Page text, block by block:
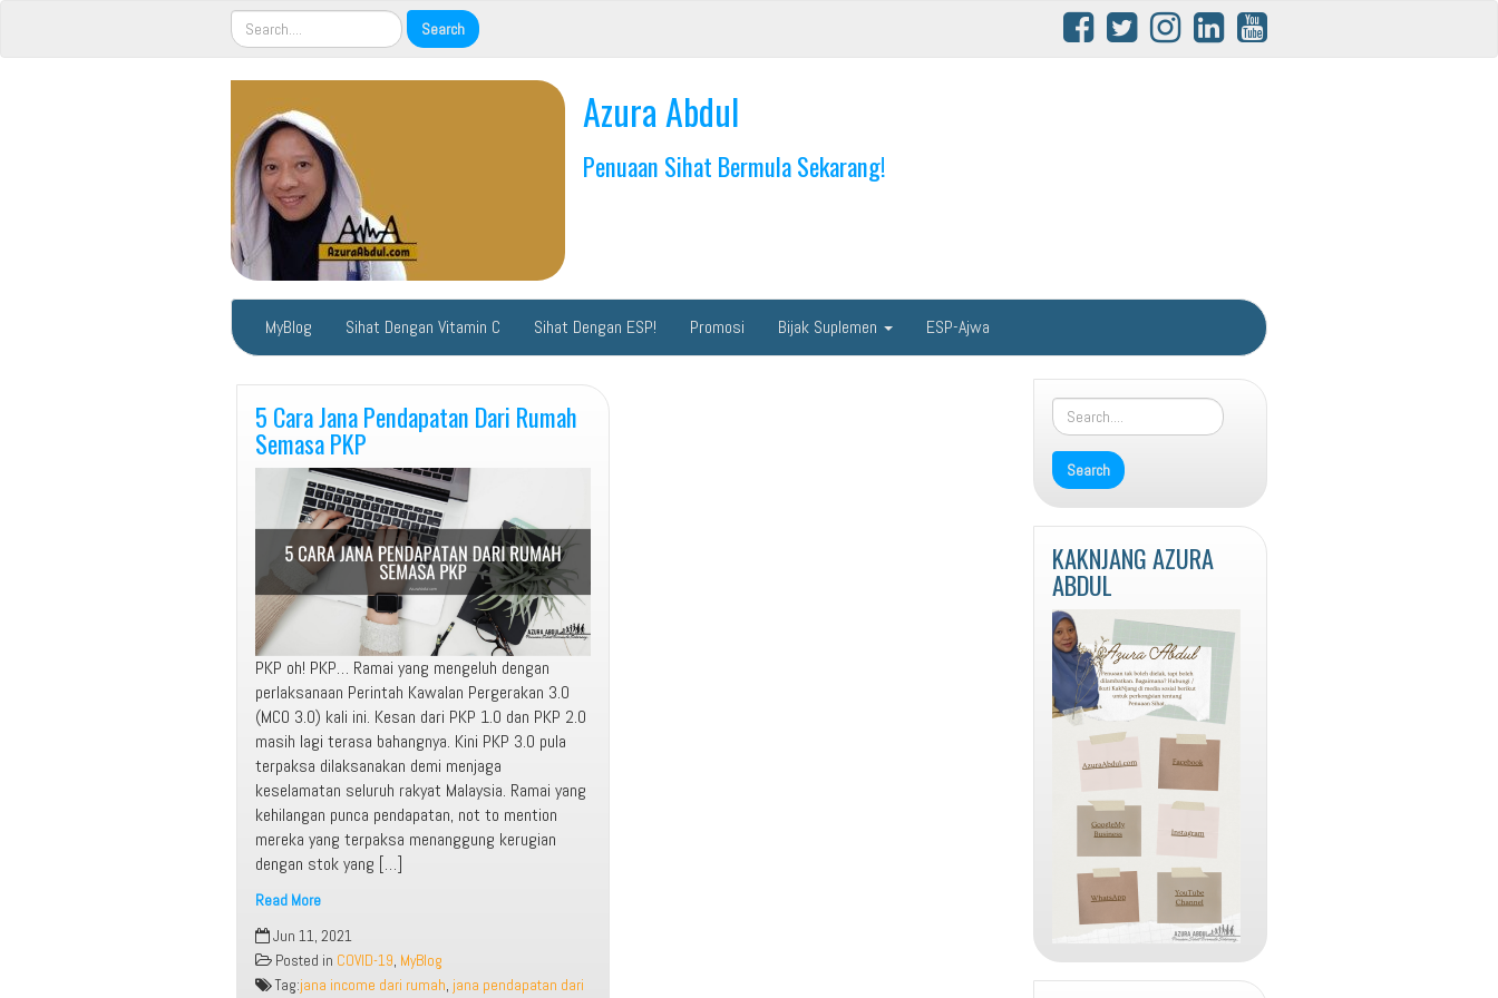
Azura Abdul
Penuaan Sihat Bermula Sekarang!
MyBlog Sihat Dengan Vitamin C Sihat Dengan ESP! Promosi Bijak Suplemen ESP-Ajwa
5 Cara Jana Pendapatan Dari Rumah
Semasa PKP
PKP oh! PKP… Ramai yang mengeluh dengan
perlaksanaan Perintah Kawalan Pergerakan 3.0
(MCO 3.0) kali ini. Kesan dari PKP 1.0 dan PKP 2.0
masih lagi terasa bahangnya. Kini PKP 3.0 pula
terpaksa dilaksanakan demi menjaga
keselamatan seluruh rakyat Malaysia. Ramai yang
kehilangan punca pendapatan, not to mention
mereka yang terpaksa menanggung kerugian
dengan stok yang […]
Read More
5
Cara
Jana
Jun 11, 2021
Posted in COVID-19, MyBlog
Tag:jana income dari rumah, jana pendapatan dari
KAKNJANG AZURA
ABDUL